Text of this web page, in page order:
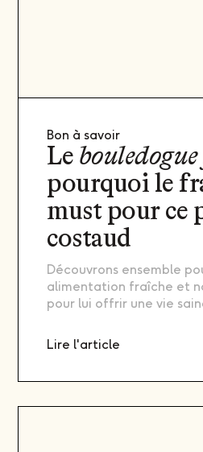
Bon à savoir
Le
pourquoi le
must pour ce
costaud
Découvrons ensemble
alimentation fraîche et
pour lui offrir une vie
Lire l'article